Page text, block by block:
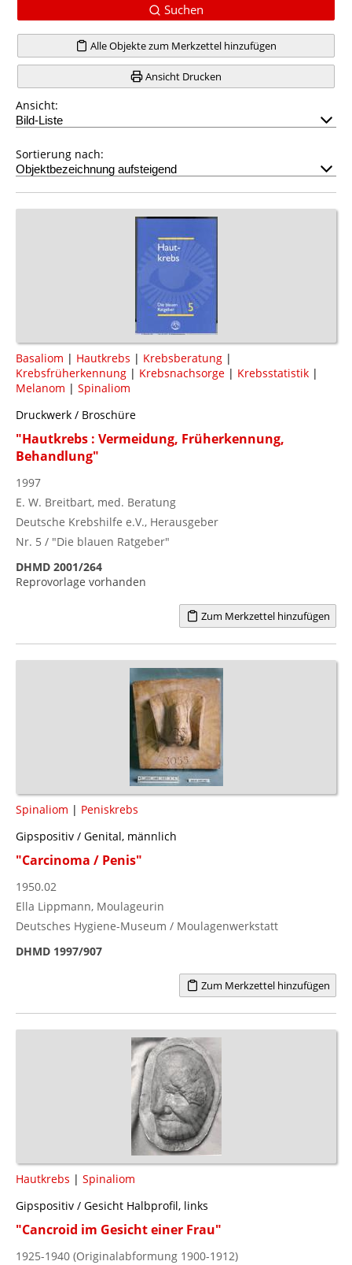
Suchen
Alle Objekte zum Merkzettel hinzufügen
Ansicht Drucken
Ansicht:
Sortierung nach:
Basaliom | Hautkrebs | Krebsberatung |
Krebsfrüherkennung | Krebsnachsorge | Krebsstatistik |
Melanom | Spinaliom
Druckwerk / Broschüre
"Hautkrebs : Vermeidung, Früherkennung,
Behandlung"
1997
E. W. Breitbart, med. Beratung
Deutsche Krebshilfe e.V., Herausgeber
Nr. 5 / "Die blauen Ratgeber"
DHMD 2001/264
Reprovorlage vorhanden
Zum Merkzettel hinzufügen
Spinaliom | Peniskrebs
Gipspositiv / Genital, männlich
"Carcinoma / Penis"
1950.02
Ella Lippmann, Moulageurin
Deutsches Hygiene-Museum / Moulagenwerkstatt
DHMD 1997/907
Zum Merkzettel hinzufügen
Hautkrebs | Spinaliom
Gipspositiv / Gesicht Halbprofil, links
"Cancroid im Gesicht einer Frau"
1925-1940 (Originalabformung 1900-1912)